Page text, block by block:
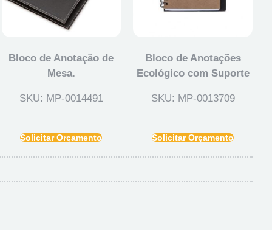
Bloco de Anotação de
Mesa.
SKU: MP-0014491
Solicitar Orçamento
Bloco de Anotações
Ecológico com Suporte
SKU: MP-0013709
Solicitar Orçamento